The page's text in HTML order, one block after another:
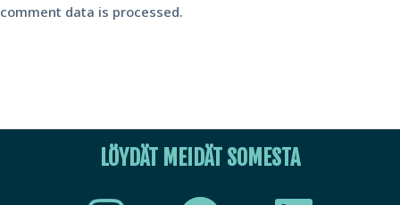
comment data is processed.
LÖYDÄT MEIDÄT SOMESTA